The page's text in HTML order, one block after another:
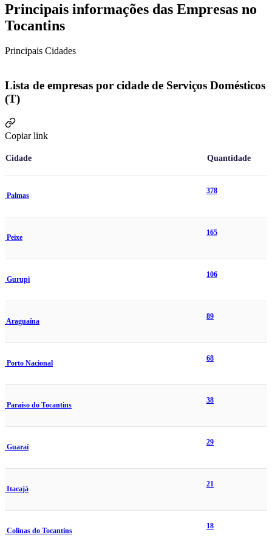
Principais informações das Empresas no
Tocantins
Principais Cidades
Lista de empresas por cidade de Serviços Domésticos
(T)
Copiar link
Cidade Quantidade
Palmas
378
Peixe
165
Gurupi
106
Araguaína
89
Porto Nacional
68
Paraíso do Tocantins
38
Guaraí
29
Itacajá
21
Colinas do Tocantins
18